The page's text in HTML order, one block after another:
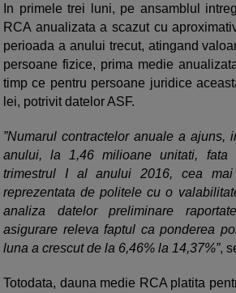
In primele trei luni, pe ansamblul
RCA anualizata a scazut cu
perioada a anului trecut, atingand
persoane fizice, prima medie
timp ce pentru persoane juridice
lei, potrivit datelor ASF.
”Numarul contractelor anuale a ajuns,
anului, la 1,46 milioane unitati,
trimestrul I al anului 2016, cea
reprezentata de politele cu o
analiza datelor preliminare
asigurare releva faptul ca ponderea
luna a crescut de la 6,46% la 14,37%”,
Totodata, dauna medie RCA platita